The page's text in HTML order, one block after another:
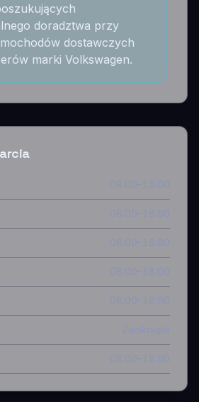
doradztwa przy
dostawczych
marki Volkswagen.